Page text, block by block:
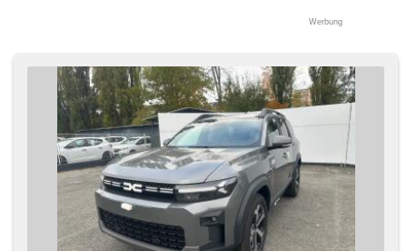
Werbung